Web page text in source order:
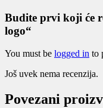
Budite prvi koji će
logo“
You must be logged in to
Još uvek nema recenzija.
Povezani